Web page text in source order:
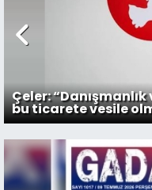
20:38 Bozay:
halkının eşit
teyit etmeye
20:13
barlara yönelik
14:13 KTAMS
Bengihan’dan
hükümet gitmeli”
Çeler:
bu ticarete vesile